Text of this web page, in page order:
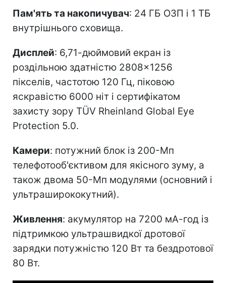
Пам'ять та накопичувач: 24 ГБ ОЗП і 1 ТБ
внутрішнього сховища.
Дисплей: 6,71-дюймовий екран із
роздільною здатністю 2808×1256
пікселів, частотою 120 Гц, піковою
яскравістю 6000 ніт і сертифікатом
захисту зору TÜV Rheinland Global Eye
Protection 5.0.
Камери: потужний блок із 200-Мп
телефотооб'єктивом для якісного зуму, а
також двома 50-Мп модулями (основний і
ультраширококутний).
Живлення: акумулятор на 7200 мА-год із
підтримкою ультрашвидкої дротової
зарядки потужністю 120 Вт та бездротової
80 Вт.